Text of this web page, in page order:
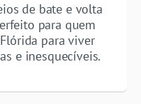
de bate e volta
para quem
para viver
e inesquecíveis.